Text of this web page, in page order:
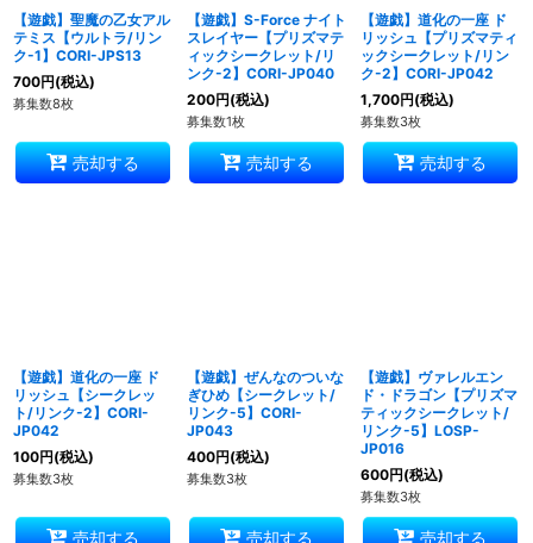
【遊戯】聖魔の乙女アル
テミス【ウルトラ/リン
ク-1】CORI-JPS13
700円(税込)
募集数8枚
売却する
【遊戯】S-Force ナイト
スレイヤー【プリズマテ
ィックシークレット/リ
ンク-2】CORI-JP040
200円(税込)
募集数1枚
売却する
【遊戯】道化の一座 ド
リッシュ【プリズマティ
ックシークレット/リン
ク-2】CORI-JP042
1,700円(税込)
募集数3枚
売却する
【遊戯】道化の一座 ド
リッシュ【シークレッ
ト/リンク-2】CORI-
JP042
100円(税込)
募集数3枚
売却する
【遊戯】ぜんなのついな
ぎひめ【シークレット/
リンク-5】CORI-
JP043
400円(税込)
募集数3枚
売却する
【遊戯】ヴァレルエン
ド・ドラゴン【プリズマ
ティックシークレット/
リンク-5】LOSP-
JP016
600円(税込)
募集数3枚
売却する